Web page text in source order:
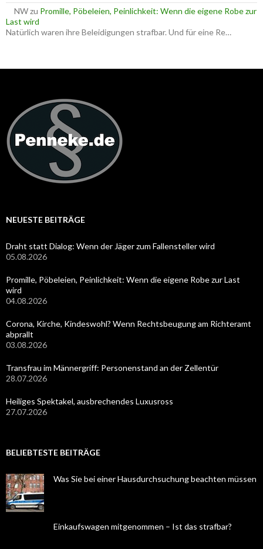
NWzu Promille, Pöbeleien, Peinlichkeit: Wenn die eigene Robe zur
Last wird
Natürlich waren ihre Beleidigungen strafbar. Und für eine Re…
NEUESTE BEITRÄGE
Draht statt Dialog: Wenn der Jäger zum Fallensteller wird
05.08.2026
Promille, Pöbeleien, Peinlichkeit: Wenn die eigene Robe zur Last
wird
04.08.2026
Corona, Kirche, Kindeswohl? Wenn Rechtsbeugung am Richteramt
abprallt
03.08.2026
Transfrau im Männergriff: Personenstand an der Zellentür
28.07.2026
Heiliges Spektakel, ausbrechendes Luxusross
27.07.2026
BELIEBTESTE BEITRÄGE
Was Sie bei einer Hausdurchsuchung beachten müssen
Einkaufswagen mitgenommen – Ist das strafbar?